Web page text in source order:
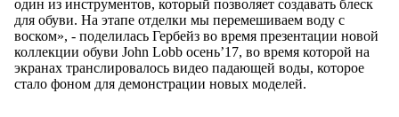
один из инструментов, который позволяет создавать блеск
для обуви. На этапе отделки мы перемешиваем воду с
воском», - поделилась Гербейз во время презентации новой
коллекции обуви John Lobb осень’17, во время которой на
экранах транслировалось видео падающей воды, которое
стало фоном для демонстрации новых моделей.